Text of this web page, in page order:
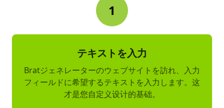
1
テキストを入力
Bratジェネレーターのウェブサイトを訪れ、入力
フィールドに希望するテキストを入力します。这
才是您自定义设计的基础。